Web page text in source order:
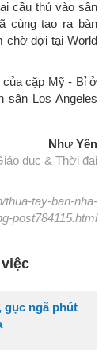
cầu thủ vào sân
cùng tạo ra bàn
chờ đợi tại World
của cặp Mỹ - Bỉ ở
sân Los Angeles
Như Yên
dục & Thời đại
thua-tay-ban-nha-
post784115.html
gục ngã phút